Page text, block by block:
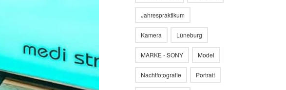
Jahrespraktikum
Kamera Lüneburg
MARKE - SONY Model
Nachtfotografie Portrait